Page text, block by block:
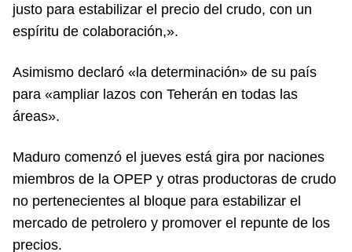
justo para estabilizar el precio del crudo, con un
espíritu de colaboración,».
Asimismo declaró «la determinación» de su país
para «ampliar lazos con Teherán en todas las
áreas».
Maduro comenzó el jueves está gira por naciones
miembros de la OPEP y otras productoras de crudo
no pertenecientes al bloque para estabilizar el
mercado de petrolero y promover el repunte de los
precios.